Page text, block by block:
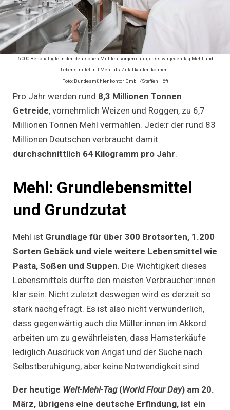
6.000 Beschäftigte in den deutschen Mühlen sorgen dafür, dass wir jeden Tag Mehl und
Lebensmittel mit Mehl als Zutat kaufen können.
Foto: Bundesmühlenkontor GmbH/Steffen Höft
Pro Jahr werden rund 8,3 Millionen Tonnen
Getreide, vornehmlich Weizen und Roggen, zu 6,7
Millionen Tonnen Mehl vermahlen. Jede:r der rund 83
Millionen Deutschen verbraucht damit
durchschnittlich 64 Kilogramm pro Jahr.
Mehl: Grundlebensmittel
und Grundzutat
Mehl ist Grundlage für über 300 Brotsorten, 1.200
Sorten Gebäck und viele weitere Lebensmittel wie
Pasta, Soßen und Suppen. Die Wichtigkeit dieses
Lebensmittels dürfte den meisten Verbraucher:innen
klar sein. Nicht zuletzt deswegen wird es derzeit so
stark nachgefragt. Es ist also nicht verwunderlich,
dass gegenwärtig auch die Müller:innen im Akkord
arbeiten um zu gewährleisten, dass Hamsterkäufe
lediglich Ausdruck von Angst und der Suche nach
Selbstberuhigung, aber keine Notwendigkeit sind.
Der heutige Welt-Mehl-Tag(World Flour Day) am 20.
März, übrigens eine deutsche Erfindung, ist ein